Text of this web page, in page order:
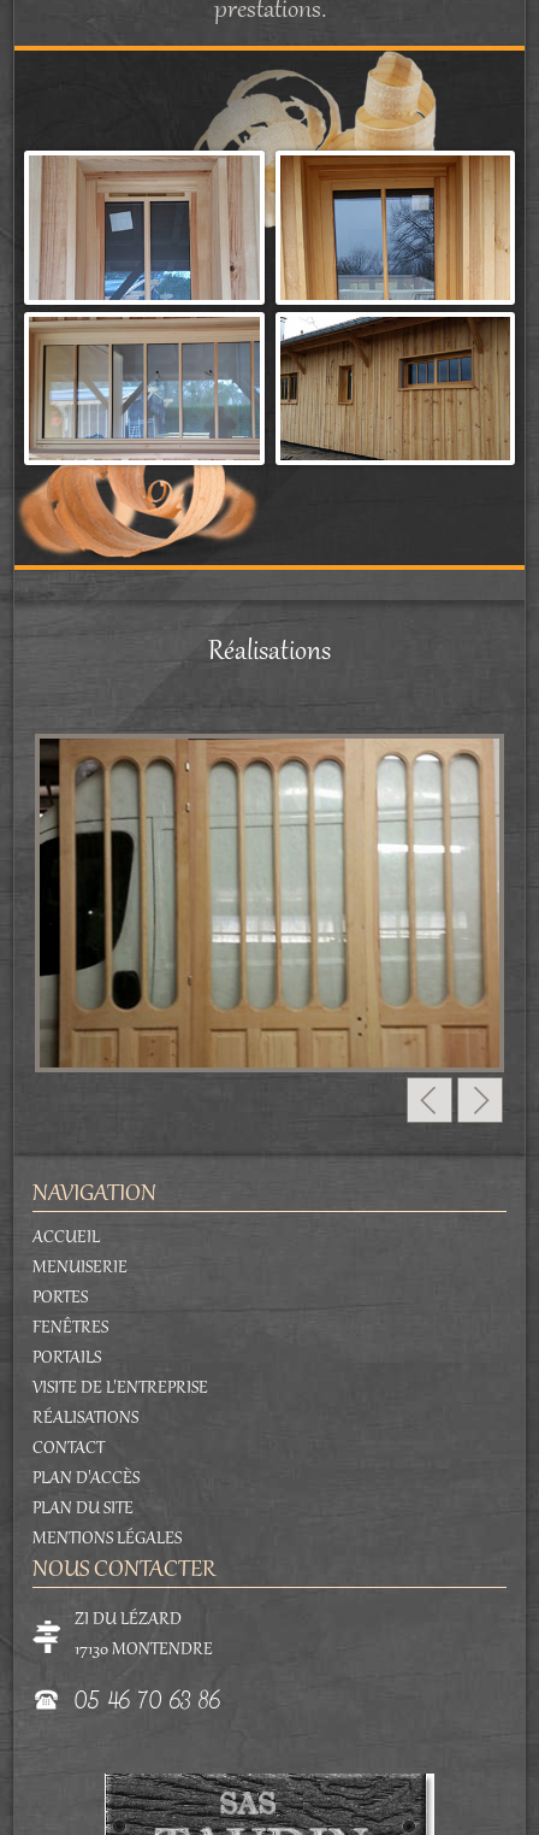
prestations.
Réalisations
NAVIGATION
ACCUEIL
MENUISERIE
PORTES
FENÊTRES
PORTAILS
VISITE DE L'ENTREPRISE
RÉALISATIONS
CONTACT
PLAN D'ACCÈS
PLAN DU SITE
MENTIONS LÉGALES
NOUS CONTACTER
ZI DU LÉZARD
17130 MONTENDRE
05 46 70 63 86